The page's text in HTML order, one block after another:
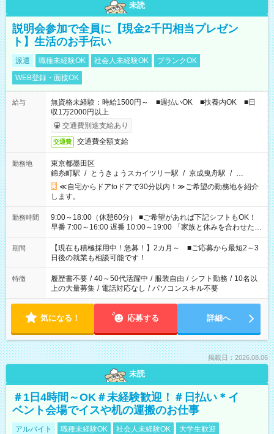
未読
説明会参加で全員に【現金2千円相当プレゼン
ト】生活のお手伝い
派遣 職種未経験OK 社会人未経験OK
ブランクOK
WEB登録・面接OK
給与
無資格未経験：時給1500円～ ■週払いOK ■扶養内OK ■日
収1万2000円以上
交通費別途支給あり
交通費 交通費全額支給
勤務地
東京都墨田区
錦糸町駅 / とうきょうスカイツリー駅 / 京成曳舟駅 / …
≪自宅からドアtoドアで30分以内！≫ご希望の勤務地を紹介
します。
勤務時間
9:00～18:00（休憩60分） ■ご希望があれば下記シフトもOK！
早番 7:00～16:00 遅番 10:00～19:00 「家族と休みを合わせた
い」 「余裕を持って夕飯の準備がしたい」 「できれば残業はし
たくない」 など、ご希望を教えてくださいね。 ※Wワーク希望
の方へ 今ご覧のお仕事で希望する勤務時間と、もう1つのお仕事
の勤務時間。 合計で週40時間を超える場合は応募できません。
期間
【現在も積極採用中！急募！】2カ月～ ■ご応募から最短2～3
日後の就業も相談可能です！
特徴 履歴書不要 / 40～50代活躍中 / 服装自由 / シフト勤務 / 10名以
上の大量募集 / 電話対応なし / パソコンスキル不要
気になる！ 応募する 詳細へ
掲載日：2026.08.06
未読
＃1日4時間～OK＃未経験歓迎！＃日払い＊イ
ベント会場でイスや机の運搬のお仕事
アルバイト 職種未経験OK 社会人未経験OK
大学生歓迎